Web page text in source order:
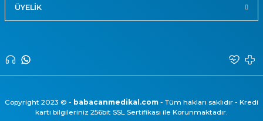
ÜYELİK
Copyright 2023 © - babacanmedikal.com - Tüm hakları saklıdır - Kredi
kartı bilgileriniz 256bit SSL Sertifikası ile Korunmaktadır.